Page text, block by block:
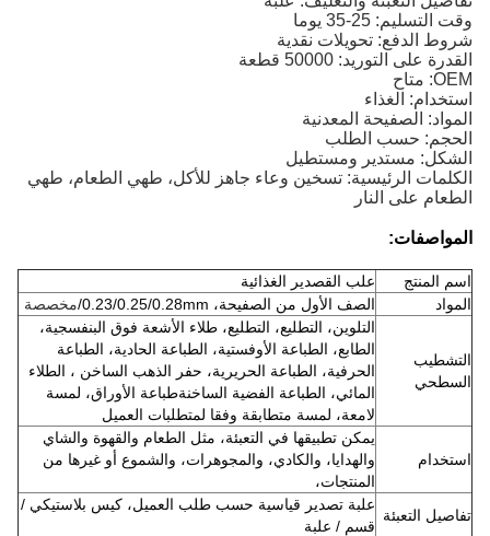
وقت التسليم: 25-35 يوما
شروط الدفع: تحويلات نقدية
القدرة على التوريد: 50000 قطعة
OEM: متاح
استخدام: الغذاء
المواد: الصفيحة المعدنية
الحجم: حسب الطلب
الشكل: مستدير ومستطيل
الكلمات الرئيسية: تسخين وعاء جاهز للأكل، طهي الطعام، طهي
الطعام على النار
المواصفات:
اسم المنتج
علب القصدير الغذائية
المواد
الصف الأول من الصفيحة، 0.23/0.25/0.28mm/ مخصصة
التشطيب
السطحي
التلوين، التطليع، التطليع، طلاء الأشعة فوق البنفسجية،
الطابع، الطباعة الأوفستية، الطباعة الحادية، الطباعة
الحرفية، الطباعة الحريرية، حفر الذهب الساخن ، الطلاء
المائي، الطباعة الفضية الساخنةطباعة الأوراق، لمسة
لامعة، لمسة متطابقة وفقا لمتطلبات العميل
استخدام
يمكن تطبيقها في التعبئة، مثل الطعام والقهوة والشاي
والهدايا، والكادي، والمجوهرات، والشموع أو غيرها من
المنتجات،
تفاصيل التعبئة
علبة تصدير قياسية حسب طلب العميل، كيس بلاستيكي /
قسم / علبة